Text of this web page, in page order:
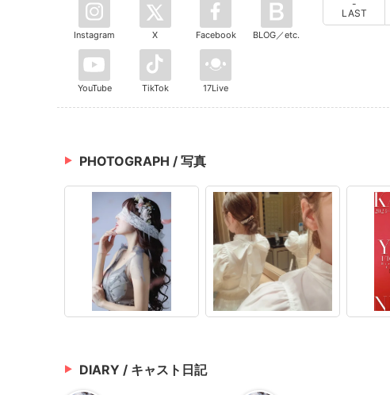
Instagram X Facebook BLOG／etc.
YouTube TikTok 17Live
-
LAST
PHOTOGRAPH / 写真
DIARY / キャスト日記